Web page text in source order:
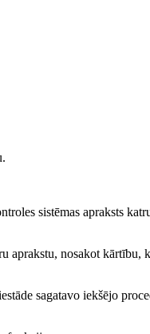
sistēmas apraksts
aprakstu, nosakot kārtību,
sagatavo iekšējo